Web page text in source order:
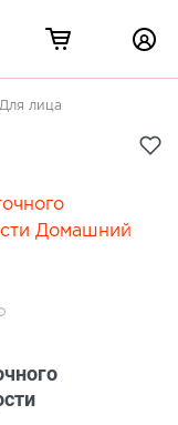
Для лица